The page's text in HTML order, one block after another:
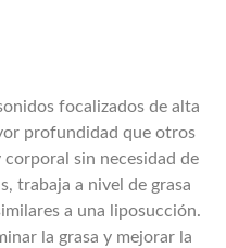
focalizados de alta
profundidad que otros
sin necesidad de
trabaja a nivel de grasa
a una liposucción.
la grasa y mejorar la